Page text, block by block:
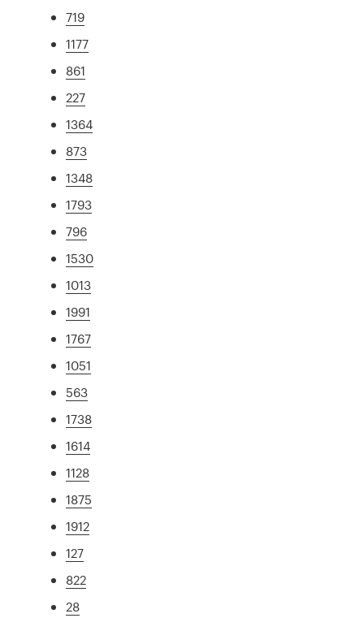
719
1177
861
227
1364
873
1348
1793
796
1530
1013
1991
1767
1051
563
1738
1614
1128
1875
1912
127
822
28